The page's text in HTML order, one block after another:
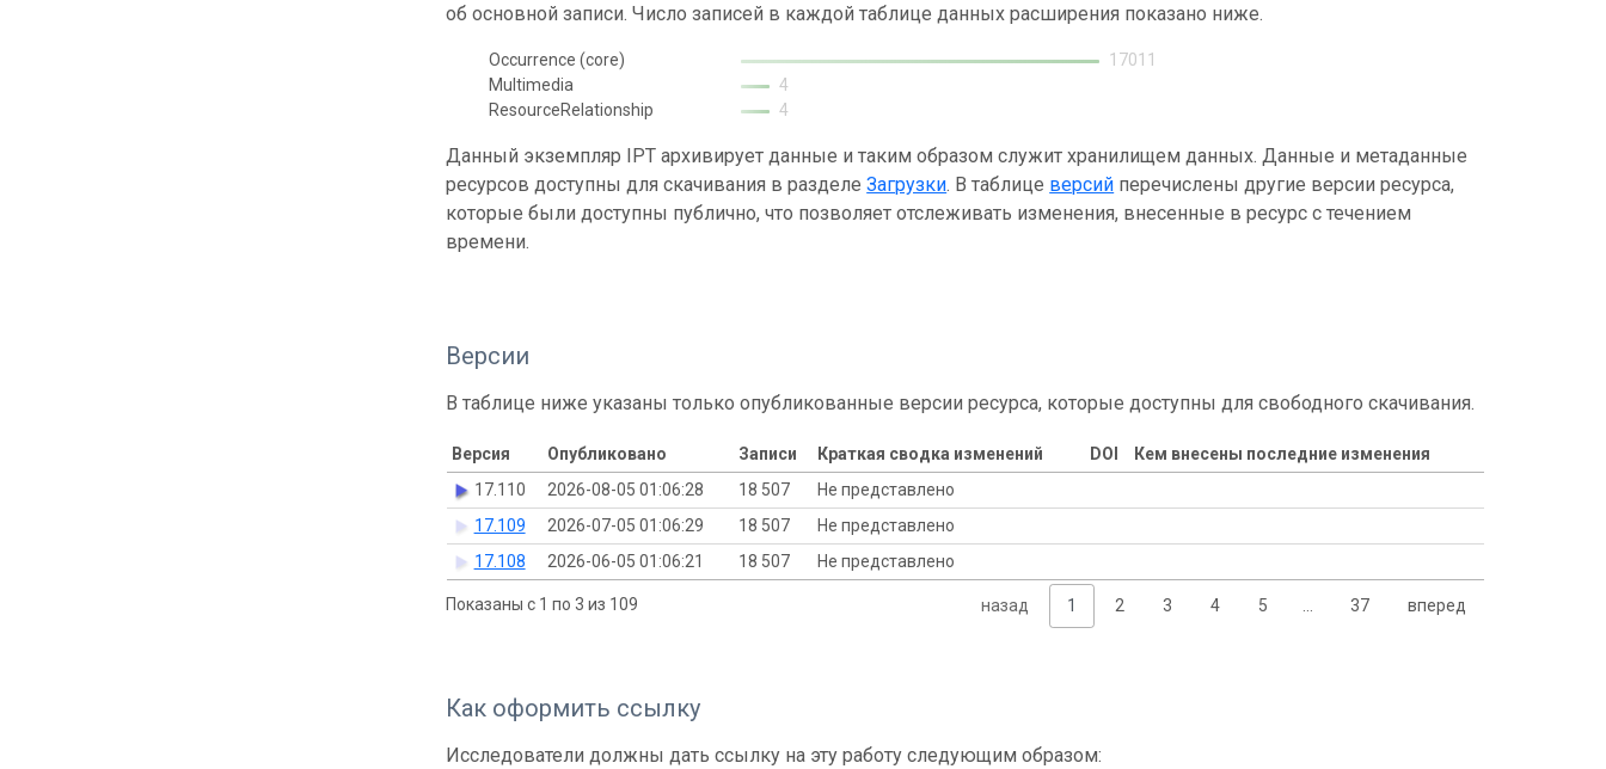
об основной записи. Число записей в каждой таблице данных расширения показано ниже.
Occurrence (core)
17011
Multimedia
4
ResourceRelationship
4
Данный экземпляр IPT архивирует данные и таким образом служит хранилищем данных. Данные и метаданные
ресурсов доступны для скачивания в разделеЗагрузки. В таблице версий перечислены другие версии ресурса,
которые были доступны публично, что позволяет отслеживать изменения, внесенные в ресурс с течением
времени.
Версии
В таблице ниже указаны только опубликованные версии ресурса, которые доступны для свободного скачивания.
Версия Опубликовано Записи Краткая сводка изменений DOI
Кем внесены последние изменения
17.110
2026-08-05 01:06:28 18 507
Не представлено
17.109
2026-07-05 01:06:29 18 507
Не представлено
17.108
2026-06-05 01:06:21 18 507 Не представлено
Показаны с 1 по 3 из 109 назад 1 2 3 4 5 … 37 вперед
Как оформить ссылку
Исследователи должны дать ссылку на эту работу следующим образом: